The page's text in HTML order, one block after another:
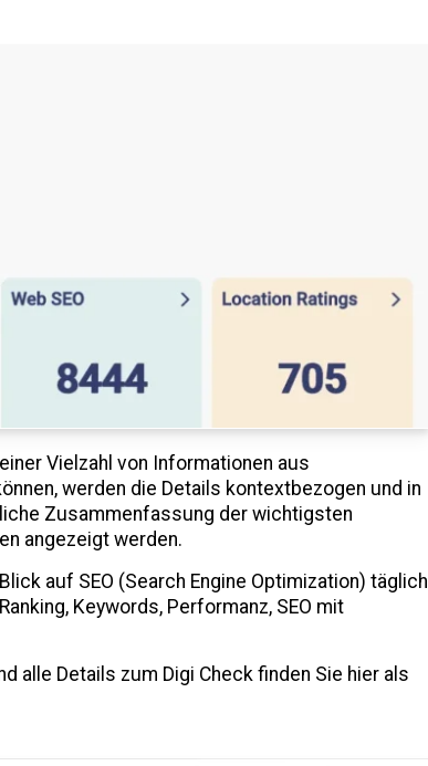
Vielzahl von Informationen aus
werden die Details kontextbezogen und in
Zusammenfassung der wichtigsten
angezeigt werden.
auf SEO (Search Engine Optimization) täglich
Keywords, Performanz, SEO mit
alle Details zum Digi Check finden Sie hier als